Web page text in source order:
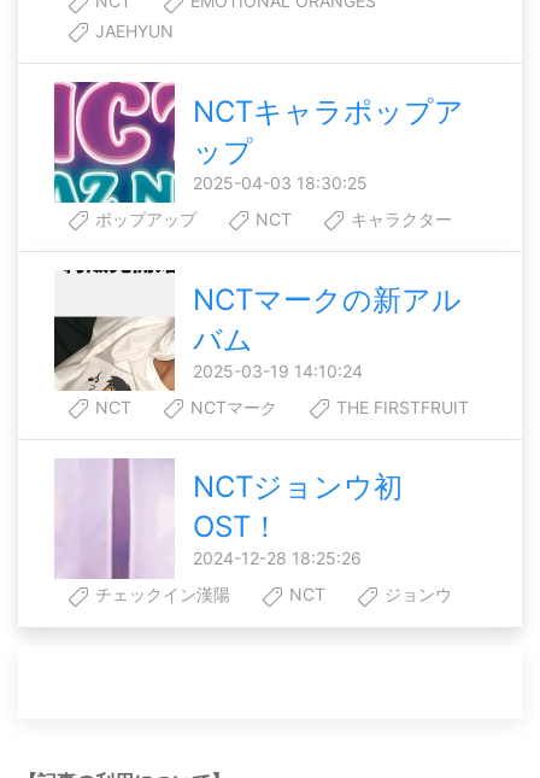
JAEHYUN
NCTキャラポップア
ップ
2025-04-03 18:30:25
ポップアップ
NCT キャラクター
NCTマークの新アル
バム
2025-03-19 14:10:24
NCT
NCTマーク THE FIRSTFRUIT
NCTジョンウ初
OST！
2024-12-28 18:25:26
チェックイン漢陽
NCT ジョンウ